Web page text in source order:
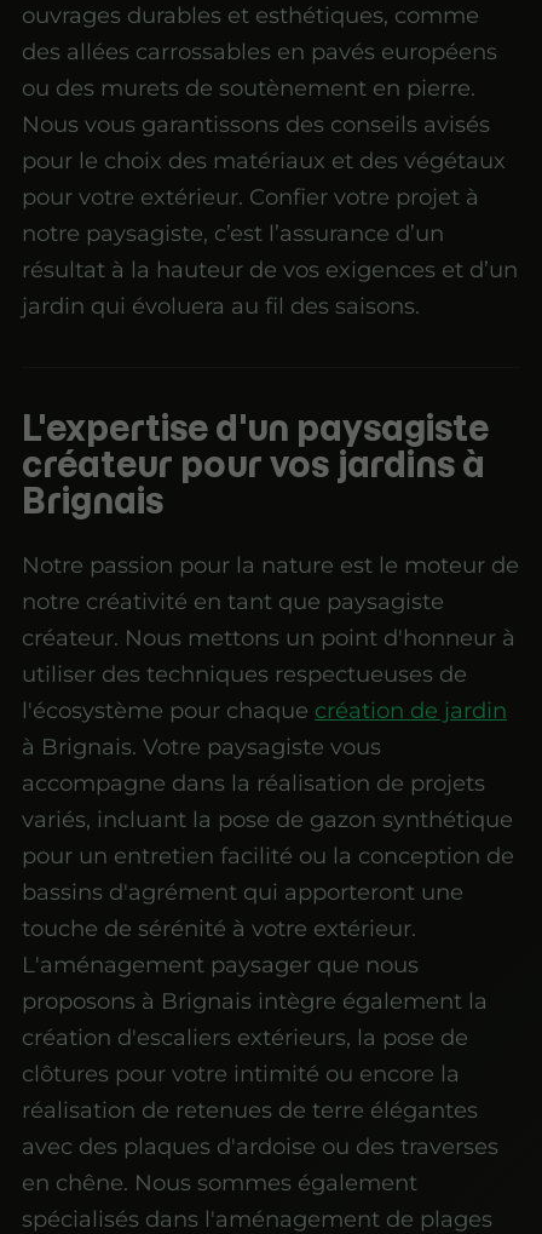
ouvrages durables et esthétiques, comme
des allées carrossables en pavés européens
ou des murets de soutènement en pierre.
Nous vous garantissons des conseils avisés
pour le choix des matériaux et des végétaux
pour votre extérieur. Confier votre projet à
notre paysagiste, c’est l’assurance d’un
résultat à la hauteur de vos exigences et d’un
jardin qui évoluera au fil des saisons.
L'expertise d'un paysagiste
créateur pour vos jardins à
Brignais
Notre passion pour la nature est le moteur de
notre créativité en tant que paysagiste
créateur. Nous mettons un point d'honneur à
utiliser des techniques respectueuses de
l'écosystème pour chaque création de jardin
à Brignais. Votre paysagiste vous
accompagne dans la réalisation de projets
variés, incluant la pose de gazon synthétique
pour un entretien facilité ou la conception de
bassins d'agrément qui apporteront une
touche de sérénité à votre extérieur.
L'aménagement paysager que nous
proposons à Brignais intègre également la
création d'escaliers extérieurs, la pose de
clôtures pour votre intimité ou encore la
réalisation de retenues de terre élégantes
avec des plaques d'ardoise ou des traverses
en chêne. Nous sommes également
spécialisés dans l'aménagement de plages